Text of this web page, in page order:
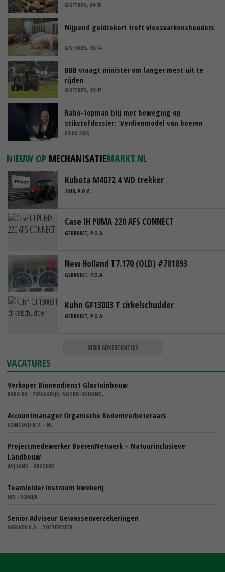
GISTEREN, 09:35
Nijpend geldtekort treft vleesvarkenshouders
GISTEREN, 13:14
BBB vraagt minister om langer mest uit te
rijden
GISTEREN, 15:47
Rabo-topman blij met beweging op
stikstofdossier: ‘Verdienmodel van boeren
blijft cruciaal’
04-08-2026
NIEUW OP MECHANISATIEMARKT.NL
Kubota M4072 4 WD trekker
2018, P.O.A.
Case IH PUMA 220 AFS CONNECT
GEBRUIKT, P.O.A.
New Holland T7.170 (OLD) #781893
GEBRUIKT, P.O.A.
Kuhn GF13003 T cirkelschudder
GEBRUIKT, P.O.A.
MEER ADVERTENTIES
VACATURES
Verkoper Binnendienst Glastuinbouw
KARO BV - ZWAAGDIJK, NOORD-HOLLAND,
Accountmanager Organische Bodemverbeteraars
COMGOED B.V. - NL
Projectmedewerker BoerenNetwerk – Natuurinclusieve
Landbouw
WIJ.LAND - ABCOUDE
Teamleider instroom kwekerij
IBN - SCHAIJK
Senior Adviseur Gewassenverzekeringen
AGRIVER U.A. - ZOETERMEER